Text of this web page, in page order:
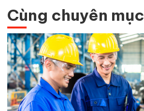
Cùng chuyên mục